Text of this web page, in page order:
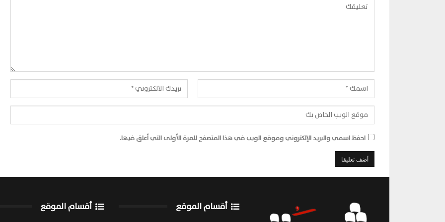
احفظ اسمي والبريد الإلكتروني وموقع الويب في هذا المتصفح للمرة الأولى التي أعلق فيها.
أقسام الموقع أقسام الموقع